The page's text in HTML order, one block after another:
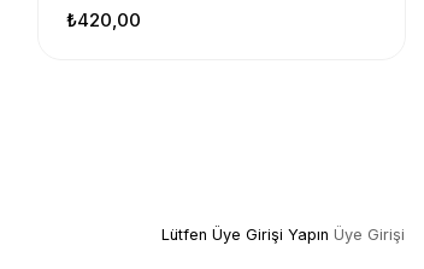
₺420,00
Lütfen Üye Girişi Yapın Üye Girişi